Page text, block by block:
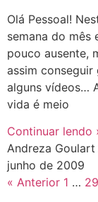
Olá Pessoal!
semana do mês
pouco ausente,
assim conseguir
alguns vídeos…
vida é meio
Continuar lendo
Andreza Goulart
junho de 2009
« Anterior 1 …